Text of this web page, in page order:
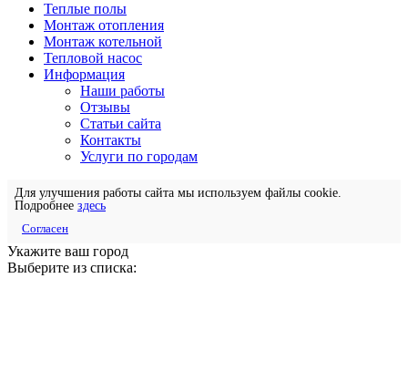
Теплые полы
Монтаж отопления
Монтаж котельной
Тепловой насос
Информация
Наши работы
Отзывы
Статьи сайта
Контакты
Услуги по городам
Для улучшения работы сайта мы используем файлы cookie.
Подробнее здесь
Согласен
Укажите ваш город
Выберите из списка: